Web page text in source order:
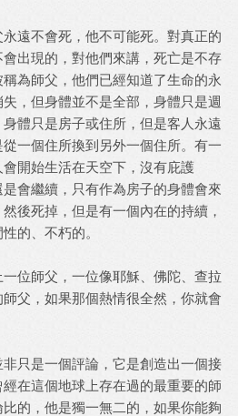
不會死，他不可能死。對真正的
出現的，對他們來講，死亡是不存
為師父，他們已經知道了生命的永
，但身體並不是全部，身體只是週
體只是房子或住所，但是客人永遠
一個住所換到另外一個住所。有一
開始生活在天空下，沒有庇護
會繼續，只有作為房子的身體會來
後死掉，但是有一個內在的持續，
的、不朽的。
師父，一位像耶穌、佛陀、查拉
父，如果那個熱情很全然，你就會
是一個評論，它是創造出一個接
在這個地球上存在過的最重要的師
的，他是獨一無二的，如果你能夠